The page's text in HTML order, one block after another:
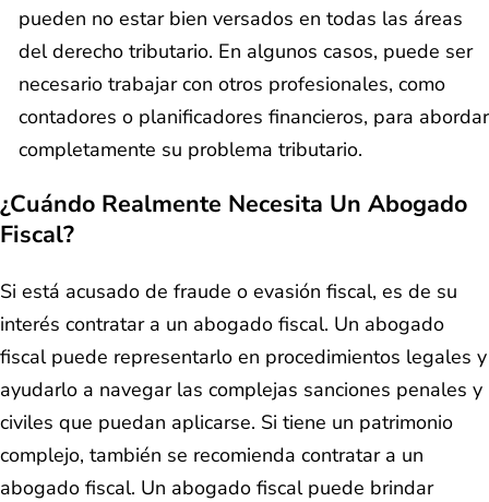
pueden no estar bien versados en todas las áreas
del derecho tributario. En algunos casos, puede ser
necesario trabajar con otros profesionales, como
contadores o planificadores financieros, para abordar
completamente su problema tributario.
¿Cuándo Realmente Necesita Un Abogado
Fiscal?
Si está acusado de fraude o evasión fiscal, es de su
interés contratar a un abogado fiscal. Un abogado
fiscal puede representarlo en procedimientos legales y
ayudarlo a navegar las complejas sanciones penales y
civiles que puedan aplicarse. Si tiene un patrimonio
complejo, también se recomienda contratar a un
abogado fiscal. Un abogado fiscal puede brindar